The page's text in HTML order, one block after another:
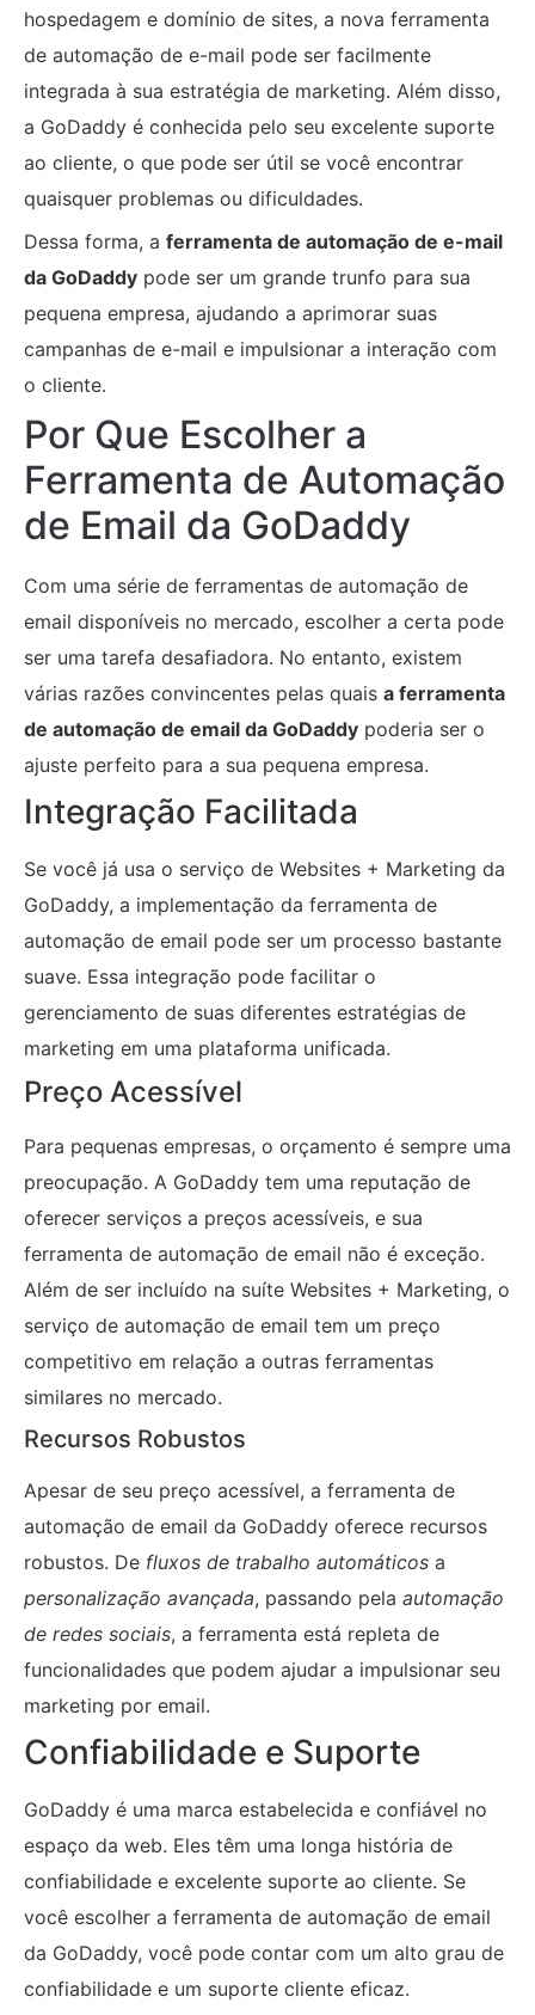
hospedagem e domínio de sites, a nova ferramenta
de automação de e-mail pode ser facilmente
integrada à sua estratégia de marketing. Além disso,
a GoDaddy é conhecida pelo seu excelente suporte
ao cliente, o que pode ser útil se você encontrar
quaisquer problemas ou dificuldades.
Dessa forma, a ferramenta de automação de e-mail
da GoDaddy pode ser um grande trunfo para sua
pequena empresa, ajudando a aprimorar suas
campanhas de e-mail e impulsionar a interação com
o cliente.
Por Que Escolher a
Ferramenta de Automação
de Email da GoDaddy
Com uma série de ferramentas de automação de
email disponíveis no mercado, escolher a certa pode
ser uma tarefa desafiadora. No entanto, existem
várias razões convincentes pelas quais a ferramenta
de automação de email da GoDaddy poderia ser o
ajuste perfeito para a sua pequena empresa.
Integração Facilitada
Se você já usa o serviço de Websites + Marketing da
GoDaddy, a implementação da ferramenta de
automação de email pode ser um processo bastante
suave. Essa integração pode facilitar o
gerenciamento de suas diferentes estratégias de
marketing em uma plataforma unificada.
Preço Acessível
Para pequenas empresas, o orçamento é sempre uma
preocupação. A GoDaddy tem uma reputação de
oferecer serviços a preços acessíveis, e sua
ferramenta de automação de email não é exceção.
Além de ser incluído na suíte Websites + Marketing, o
serviço de automação de email tem um preço
competitivo em relação a outras ferramentas
similares no mercado.
Recursos Robustos
Apesar de seu preço acessível, a ferramenta de
automação de email da GoDaddy oferece recursos
robustos. De fluxos de trabalho automáticos a
personalização avançada, passando pela automação
de redes sociais, a ferramenta está repleta de
funcionalidades que podem ajudar a impulsionar seu
marketing por email.
Confiabilidade e Suporte
GoDaddy é uma marca estabelecida e confiável no
espaço da web. Eles têm uma longa história de
confiabilidade e excelente suporte ao cliente. Se
você escolher a ferramenta de automação de email
da GoDaddy, você pode contar com um alto grau de
confiabilidade e um suporte cliente eficaz.